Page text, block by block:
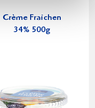
Crème Fraichen
34% 500g